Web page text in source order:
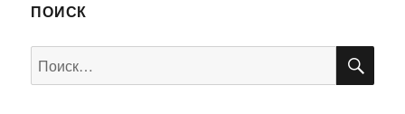
ФФД
Маркировка
ПОИСК
Искать: